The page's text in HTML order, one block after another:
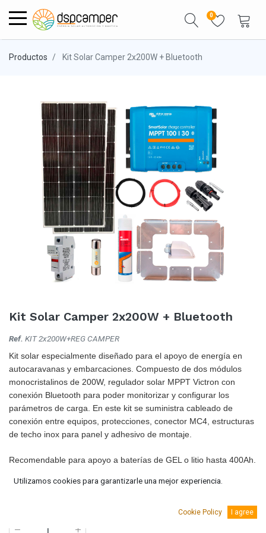
0
Productos Kit Solar Camper 2x200W + Bluetooth
Kit Solar Camper 2x200W + Bluetooth
Ref. KIT 2x200W+REG CAMPER
Kit solar especialmente diseñado para el apoyo de energía en
autocaravanas y embarcaciones. Compuesto de dos módulos
monocristalinos de 200W, regulador solar MPPT Victron con
conexión Bluetooth para poder monitorizar y configurar los
parámetros de carga. En este kit se suministra cableado de
conexión entre equipos, protecciones, conector MC4, estructuras
de techo inox para panel y adhesivo de montaje.
Recomendable para apoyo a baterías de GEL o litio hasta 400Ah.
345,00€ (IVA Incluido.)
Utilizamos cookies para garantizarle una mejor experiencia.
Cookie Policy I agree